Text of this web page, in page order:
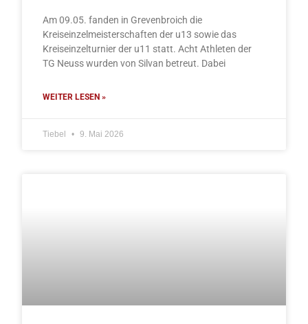
Am 09.05. fanden in Grevenbroich die
Kreiseinzelmeisterschaften der u13 sowie das
Kreiseinzelturnier der u11 statt. Acht Athleten der
TG Neuss wurden von Silvan betreut. Dabei
WEITER LESEN »
Tiebel 9. Mai 2026